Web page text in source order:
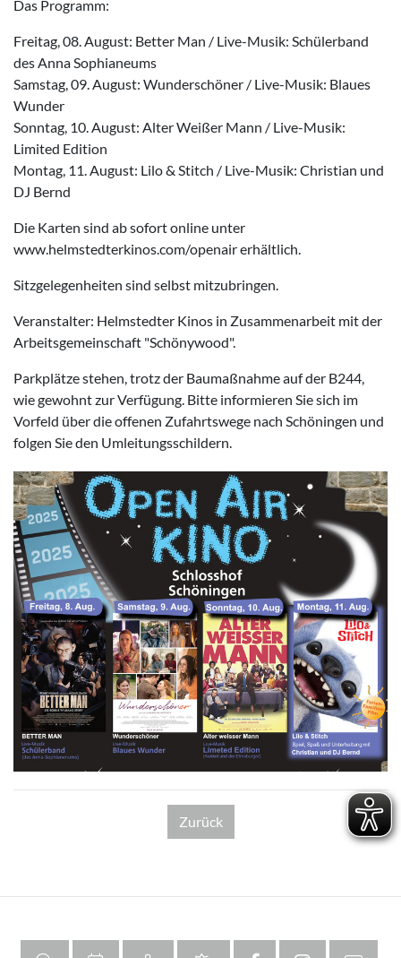
Das Programm:
Freitag, 08. August: Better Man / Live-Musik: Schülerband
des Anna Sophianeums
Samstag, 09. August: Wunderschöner / Live-Musik: Blaues
Wunder
Sonntag, 10. August: Alter Weißer Mann / Live-Musik:
Limited Edition
Montag, 11. August: Lilo & Stitch / Live-Musik: Christian und
DJ Bernd
Die Karten sind ab sofort online unter
www.helmstedterkinos.com/openair erhältlich.
Sitzgelegenheiten sind selbst mitzubringen.
Veranstalter: Helmstedter Kinos in Zusammenarbeit mit der
Arbeitsgemeinschaft "Schönywood".
Parkplätze stehen, trotz der Baumaßnahme auf der B244,
wie gewohnt zur Verfügung. Bitte informieren Sie sich im
Vorfeld über die offenen Zufahrtswege nach Schöningen und
folgen Sie den Umleitungsschildern.
Zurück